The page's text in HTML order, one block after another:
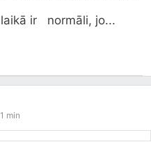
ir   normāli, jo...
1 min